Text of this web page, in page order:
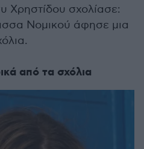
Χρηστίδου σχολίασε:
Νομικού άφησε μια
από τα σχόλια